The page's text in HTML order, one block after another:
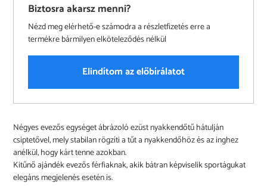
Biztosra akarsz menni?
Nézd meg elérhető-e számodra a részletfizetés erre a
termékre bármilyen elköteleződés nélkül
Elindítom az előbírálatot
termék
felvéve
a
kosárba
Négyes evezős egységet ábrázoló ezüst nyakkendőtű hátulján
csiptetővel, mely stabilan rögzíti a tűt a nyakkendőhöz és az inghez
anélkül, hogy kárt tenne azokban.
Kitűnő ajándék evezős férfiaknak, akik bátran képviselik sportágukat
elegáns megjelenés esetén is.